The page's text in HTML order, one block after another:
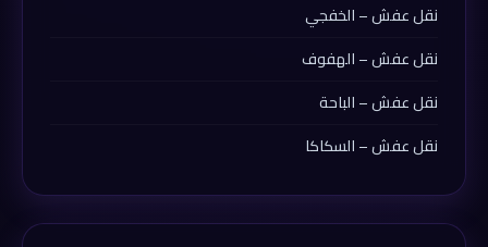
نقل عفش – الخفجي
نقل عفش – الهفوف
نقل عفش – الباحة
نقل عفش – السكاكا